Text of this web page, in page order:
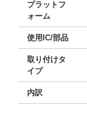
プラットフ
ォーム
使用IC/部品
取り付けタ
イプ
内訳